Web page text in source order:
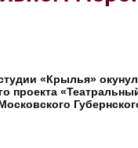
«Крылья»
проекта